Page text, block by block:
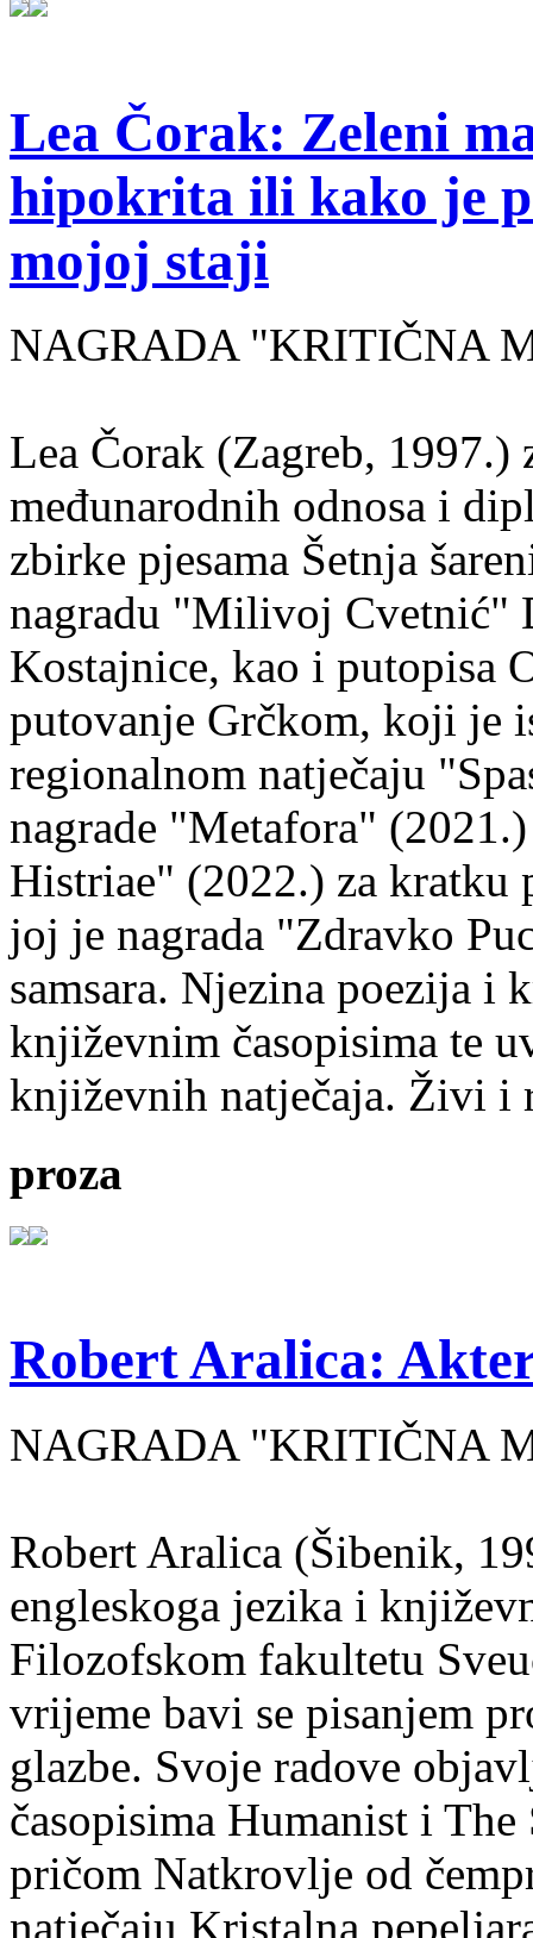
Lea Čorak: Zeleni
hipokrita ili kako je
mojoj staji
NAGRADA "KRITIČNA
Lea Čorak (Zagreb,
međunarodnih odnosa i
zbirke pjesama Šetnja
nagradu "Milivoj Cvetnić"
Kostajnice, kao i putopisa
putovanje Grčkom, koji je
regionalnom natječaju
nagrade "Metafora"
Histriae" (2022.) za kratku
joj je nagrada "Zdravko
samsara. Njezina poezija i
književnim časopisima te
književnih natječaja. Živi i
proza
Robert Aralica:
NAGRADA "KRITIČNA
Robert Aralica (Šibenik,
engleskoga jezika i
Filozofskom fakultetu
vrijeme bavi se pisanjem
glazbe. Svoje radove
časopisima Humanist i
pričom Natkrovlje od
natječaju Kristalna